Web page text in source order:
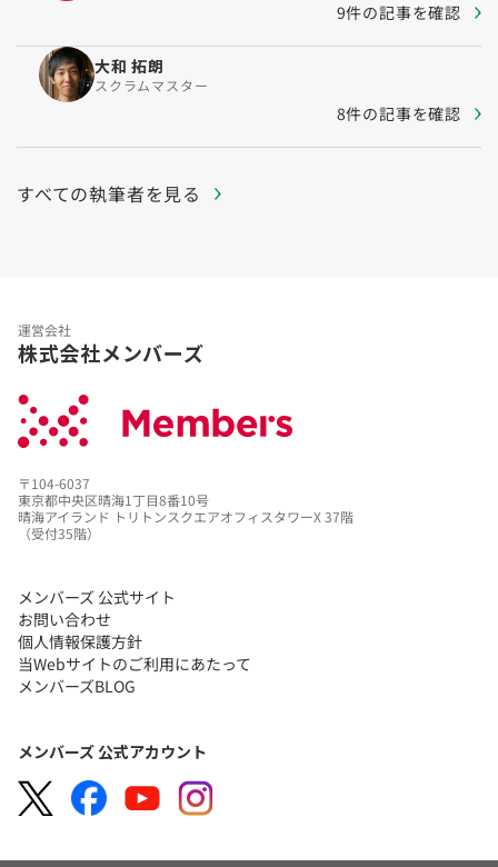
9件の記事を確認
大和 拓朗
スクラムマスター
8件の記事を確認
すべての執筆者を見る
運営会社
株式会社メンバーズ
〒104-6037
東京都中央区晴海1丁目8番10号
晴海アイランド トリトンスクエアオフィスタワーX 37階
（受付35階）
メンバーズ 公式サイト
お問い合わせ
個人情報保護方針
当Webサイトのご利用にあたって
メンバーズBLOG
メンバーズ 公式アカウント